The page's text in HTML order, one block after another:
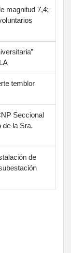
magnitud 7,4;
temblor
Seccional
de la Sra.
de